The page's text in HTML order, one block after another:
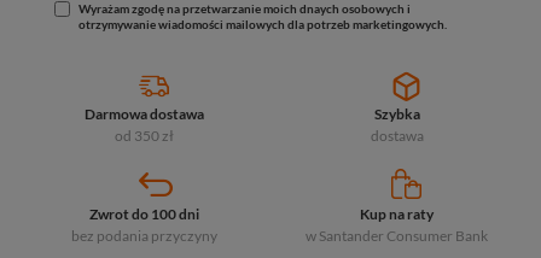
Wyrażam zgodę na przetwarzanie moich dnaych osobowych i
otrzymywanie wiadomości mailowych dla potrzeb marketingowych.
Darmowa dostawa
od 350 zł
Szybka
dostawa
Zwrot do 100 dni
bez podania przyczyny
Kup na raty
w Santander Consumer Bank